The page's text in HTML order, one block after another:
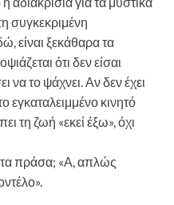
συγκεκριμένη
είναι ξεκάθαρα τα
ότι δεν είσαι
να το ψάχνει. Αν δεν έχει
εγκαταλειμμένο κινητό
τη ζωή «εκεί έξω», όχι
πράσα; «Α, απλώς